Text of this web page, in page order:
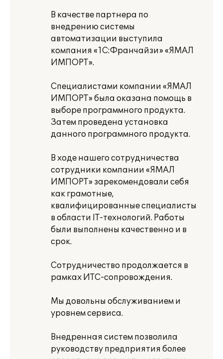
В качестве партнера по
внедрению системы
автоматизации выступила
компания «1С:Франчайзи» «ЯМАЛ
ИМПОРТ».
Специалистами компании «ЯМАЛ
ИМПОРТ» была оказана помощь в
выборе программного продукта.
Затем проведена установка
данного программного продукта.
В ходе нашего сотрудничества
сотрудники компании «ЯМАЛ
ИМПОРТ» зарекомендовали себя
как грамотные,
квалифицированные специалисты
в области IT-технологий. Работы
были выполнены качественно и в
срок.
Сотрудничество продолжается в
рамках ИТС-сопровождения.
Мы довольны обслуживанием и
уровнем сервиса.
Внедренная систем позволила
руководству предприятия более